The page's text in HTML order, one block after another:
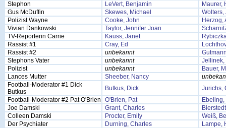
Stephon
LeVert, Benjamin
Maurer,
Gus McDuffin
Skewes, Michael
Wolters,
Polizist Wayne
Cooke, John
Herzog,
Vivian Dankowski
Taylor, Jennifer Joan
TV-Reporterin Carrie
Kauss, Janet
Rassist #1
Cray, Ed
Rassist #2
unbekannt
Stephons Vater
unbekannt
Jellinek,
Polizist
unbekannt
Bauer,
Lances Mutter
Sheeber, Nancy
Football-Moderator #1 Dick
Butkus
Butkus, Dick
Jurichs,
Football-Moderator #2 Pat O'Brien
O'Brien, Pat
Joe Damski
Grant, Charles
Colleen Damski
Procter, Emily
Weiß,
Der Psychiater
Durning, Charles
Lampe,